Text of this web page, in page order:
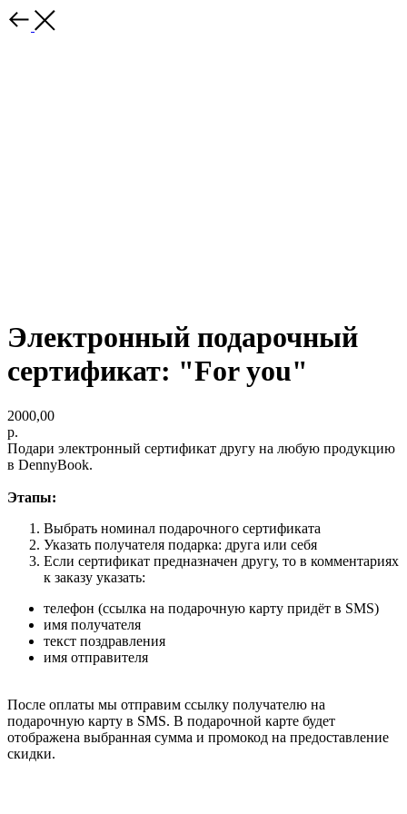
Электронный подарочный
сертификат: "For you"
2000,00
р.
Подари электронный сертификат другу на любую продукцию
в DennyBook.
Этапы:
Выбрать номинал подарочного сертификата
Указать получателя подарка: друга или себя
Если сертификат предназначен другу, то в комментариях
к заказу указать:
телефон (ссылка на подарочную карту придёт в SMS)
имя получателя
текст поздравления
имя отправителя
После оплаты мы отправим ссылку получателю на
подарочную карту в SMS. В подарочной карте будет
отображена выбранная сумма и промокод на предоставление
скидки.